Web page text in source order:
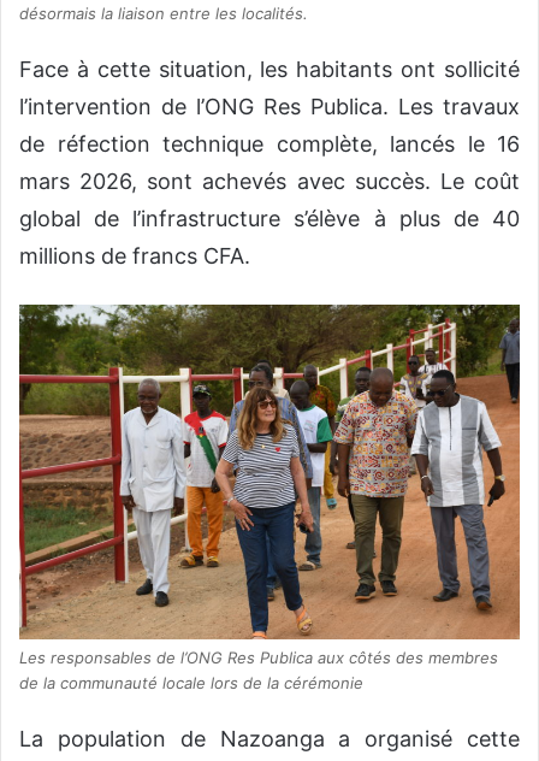
désormais la liaison entre les localités.
Face à cette situation, les habitants ont sollicité
l’intervention de l’ONG Res Publica. Les travaux
de réfection technique complète, lancés le 16
mars 2026, sont achevés avec succès. Le coût
global de l’infrastructure s’élève à plus de 40
millions de francs CFA.
Les responsables de l’ONG Res Publica aux côtés des membres
de la communauté locale lors de la cérémonie
La population de Nazoanga a organisé cette